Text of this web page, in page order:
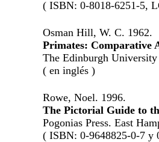
( ISBN: 0-8018-6251-5,
Osman Hill, W. C. 1962.
Primates: Comparative
The Edinburgh University
( en inglés )
Rowe, Noel. 1996.
The Pictorial Guide to
Pogonias Press. East
( ISBN: 0-9648825-0-7 y